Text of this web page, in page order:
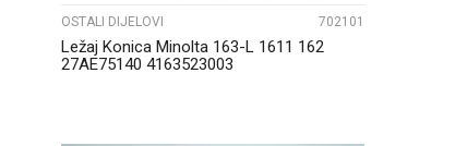
OSTALI DIJELOVI 702101
Ležaj Konica Minolta 163-L 1611 162
27AE75140 4163523003